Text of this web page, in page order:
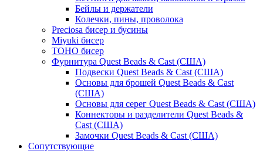
Бейлы и держатели
Колечки, пины, проволока
Preciosa бисер и бусины
Miyuki бисер
TOHO бисер
Фурнитура Quest Beads & Cast (США)
Подвески Quest Beads & Cast (США)
Основы для брошей Quest Beads & Cast
(США)
Основы для серег Quest Beads & Cast (США)
Коннекторы и разделители Quest Beads &
Cast (США)
Замочки Quest Beads & Cast (США)
Сопутствующие